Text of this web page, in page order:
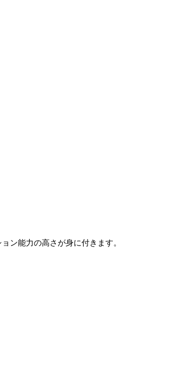
ン能力の高さが身に付きます。